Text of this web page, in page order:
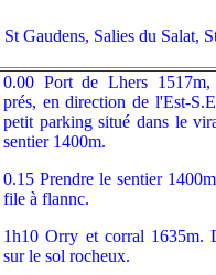
St Gaudens, Salies du Salat,
0.00 Port de Lhers 1517m,
prés, en direction de l'Est-
petit parking situé dans le
sentier 1400m.
0.15 Prendre le sentier
file à flannc.
1h10 Orry et corral 1635m.
sur le sol rocheux.